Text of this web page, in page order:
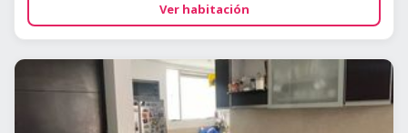
Ver habitación